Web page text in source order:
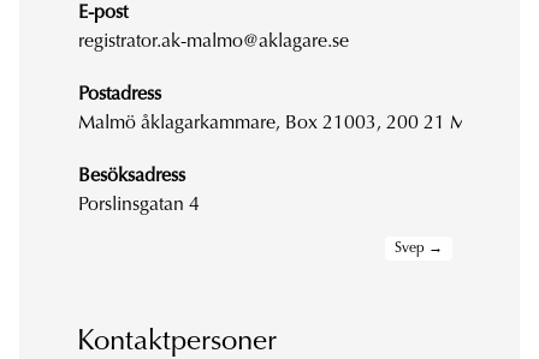
E-post
registrator.ak-malmo@aklagare.se
Postadress
Malmö åklagarkammare, Box 21003, 200 21 Malmö
Besöksadress
Porslinsgatan 4
Kontaktpersoner